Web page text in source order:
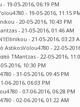
- 19-05-2016, 06:19 PM
- 19-05-2016, 11:15
- 20-05-2016, 10:43 PM
- 21-05-2016, 01:46 AM
- 21-05-2016, 03:23
AstikosVolou4780 - 22-05-
TMantzas - 22-05-2016,
2016, 10:30 PM
- 31-05-2016, 09:45 PM
06-2016, 06:03 PM
- 07-06-2016, 06:28 PM
- 02-06-2016, 01:22 AM